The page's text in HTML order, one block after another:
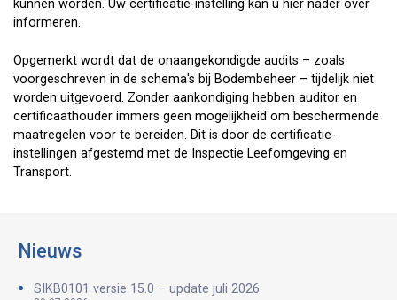
kunnen worden. Uw certificatie-instelling kan u hier nader over
informeren.
Opgemerkt wordt dat de onaangekondigde audits – zoals
voorgeschreven in de schema's bij Bodembeheer – tijdelijk niet
worden uitgevoerd. Zonder aankondiging hebben auditor en
certificaathouder immers geen mogelijkheid om beschermende
maatregelen voor te bereiden. Dit is door de certificatie-
instellingen afgestemd met de Inspectie Leefomgeving en
Transport.
Nieuws
SIKB0101 versie 15.0 – update juli 2026